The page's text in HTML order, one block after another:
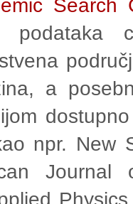
Search
podataka
a
npr. New
Journal